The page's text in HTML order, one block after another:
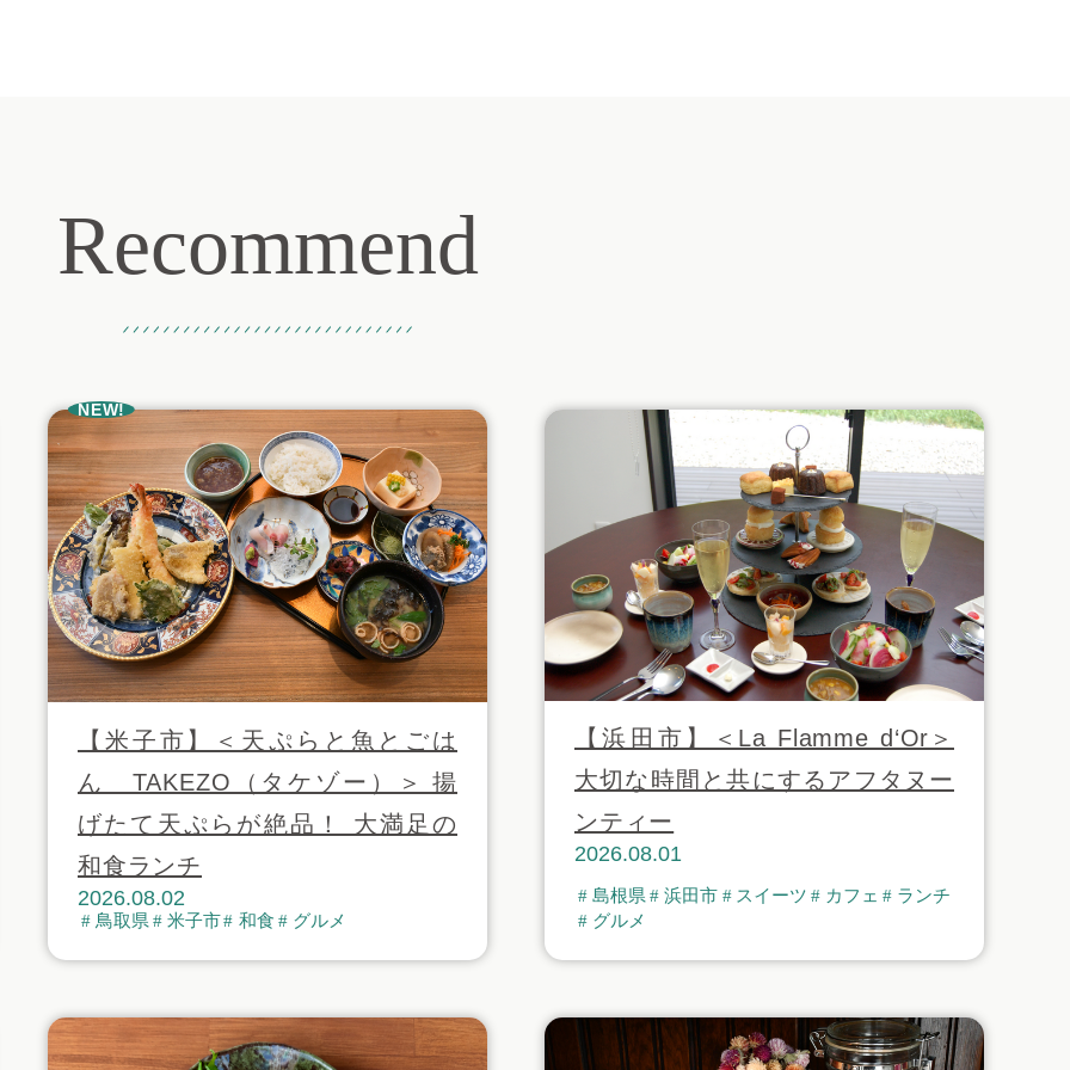
Recommend
NEW!
【米子市】＜天ぷらと魚とごは
ん TAKEZO（タケゾー）＞ 揚
げたて天ぷらが絶品！ 大満足の
和食ランチ
2026.08.02
鳥取県 米子市 和食 グルメ
【浜田市】＜La Flamme d‘Or＞
大切な時間と共にするアフタヌー
ンティー
2026.08.01
島根県 浜田市 スイーツ カフェ
ランチ
グルメ